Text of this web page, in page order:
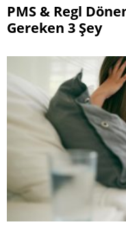
PMS & Regl
Gereken 3 Şey